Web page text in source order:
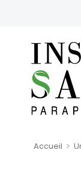
Accueil >